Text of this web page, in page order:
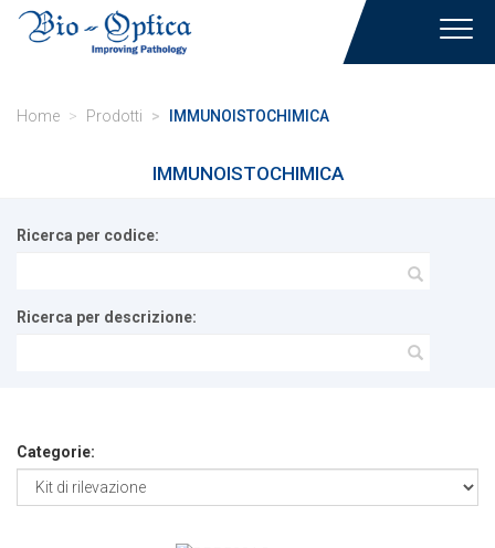
Home Prodotti IMMUNOISTOCHIMICA
IMMUNOISTOCHIMICA
Ricerca per codice:
Ricerca per descrizione:
Categorie: